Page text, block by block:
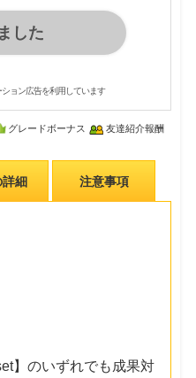
した
ョン広告を利用しています
グレードボーナス 友達紹介報酬
詳細 注意事項
】のいずれでも成果対